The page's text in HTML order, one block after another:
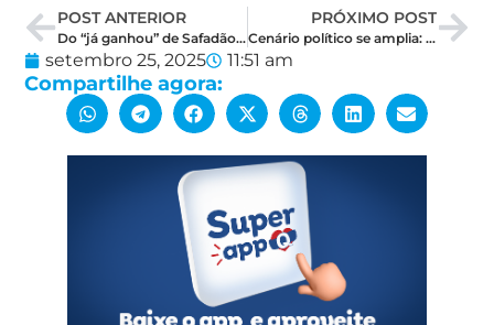
POST ANTERIOR
Do “já ganhou” de Safadão que cassou mandato de prefeito ao “meu governador” de Xand Avião em Mossoró
PRÓXIMO POST
Cenário político se amplia: Rogério de saída e Styvenson e Álvaro entrando no jogo pelo Governo
setembro 25, 2025 11:51 am
Compartilhe agora: